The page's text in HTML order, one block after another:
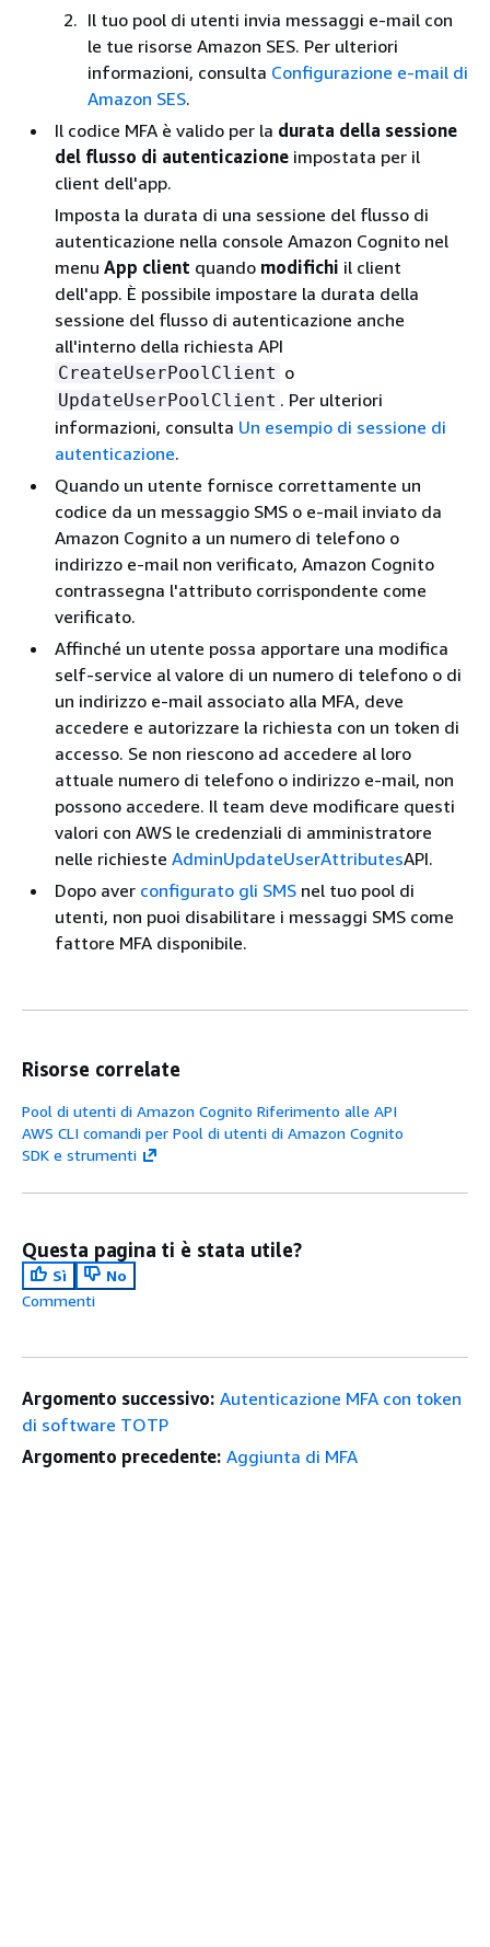
Il tuo pool di utenti invia messaggi e-mail con
le tue risorse Amazon SES. Per ulteriori
informazioni, consulta Configurazione e-mail di
Amazon SES.
Il codice MFA è valido per la durata della sessione
del flusso di autenticazione impostata per il
client dell'app.
Imposta la durata di una sessione del flusso di
autenticazione nella console Amazon Cognito nel
menu App client quando modifichi il client
dell'app. È possibile impostare la durata della
sessione del flusso di autenticazione anche
all'interno della richiesta API
CreateUserPoolClient o
UpdateUserPoolClient . Per ulteriori
informazioni, consulta Un esempio di sessione di
autenticazione.
Quando un utente fornisce correttamente un
codice da un messaggio SMS o e-mail inviato da
Amazon Cognito a un numero di telefono o
indirizzo e-mail non verificato, Amazon Cognito
contrassegna l'attributo corrispondente come
verificato.
Affinché un utente possa apportare una modifica
self-service al valore di un numero di telefono o di
un indirizzo e-mail associato alla MFA, deve
accedere e autorizzare la richiesta con un token di
accesso. Se non riescono ad accedere al loro
attuale numero di telefono o indirizzo e-mail, non
possono accedere. Il team deve modificare questi
valori con AWS le credenziali di amministratore
nelle richieste AdminUpdateUserAttributesAPI.
Dopo aver configurato gli SMS nel tuo pool di
utenti, non puoi disabilitare i messaggi SMS come
fattore MFA disponibile.
Risorse correlate
Pool di utenti di Amazon Cognito Riferimento alle API
AWS CLI comandi per Pool di utenti di Amazon Cognito
SDK e strumenti
Questa pagina ti è stata utile?
Sì
No
Commenti
Argomento successivo: Autenticazione MFA con token
di software TOTP
Argomento precedente: Aggiunta di MFA